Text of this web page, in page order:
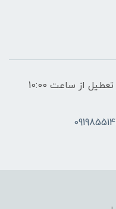
ساعات پاسخگویی: فقط روزهای غیر تعطیل از ساعت 10:00